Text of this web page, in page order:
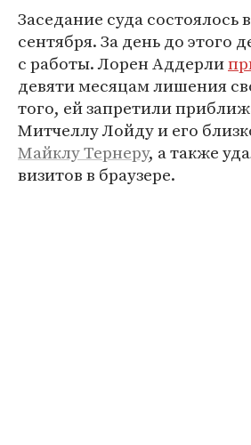
Заседание суда состоялось
сентября. За день до этого
с работы. Лорен Аддерли
девяти месяцам лишения
того, ей запретили
Митчеллу Лойду и его
Майклу Тернеру, а также
визитов в браузере.